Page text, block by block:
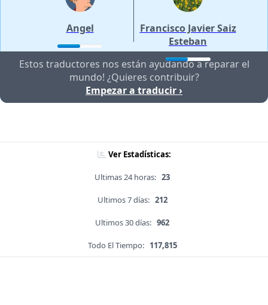
Angel
Francisco Javier Saiz
Esteban
Estos traductores nos están ayudando a reparar el
mundo! ¿Quieres contribuir?
Empezar a traducir ›
Ver Estadísticas:
Ultimas 24 horas: 23
Ultimos 7 días: 212
Ultimos 30 días: 962
Todo El Tiempo: 117,815